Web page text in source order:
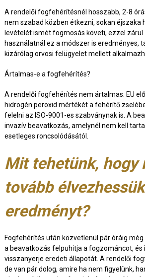
A rendelői fogfehérítésnél hosszabb, 2-8
nem szabad közben étkezni, sokan éjszaka
levételét ismét fogmosás követi, ezzel
használatnál ez a módszer is eredményes,
kizárólag orvosi felügyelet mellett
Ártalmas-e a fogfehérítés?
A rendelői fogfehérítés nem ártalmas. EU
hidrogén peroxid mértékét a fehérítő
felelni az ISO-9001-es szabványnak is. A
invazív beavatkozás, amelynél nem kell
esetleges roncsolódásától.
Mit tehetünk, hogy
tovább
eredményt?
Fogfehérítés után közvetlenül pár óráig
a beavatkozás felpuhitja a fogzománcot, és
visszanyerje eredeti állapotát. A rendelői
de van pár dolog, amire ha nem figyelünk,